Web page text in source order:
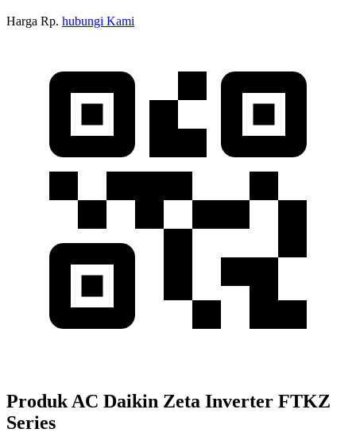
Harga Rp. hubungi Kami
Produk AC Daikin Zeta Inverter FTKZ
Series